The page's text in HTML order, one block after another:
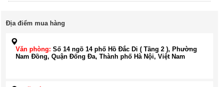
Địa điểm mua hàng
Văn phòng: Số 14 ngõ 14 phố Hồ Đắc Di ( Tầng 2 ), Phường
Nam Đồng, Quận Đống Đa, Thành phố Hà Nội, Việt Nam